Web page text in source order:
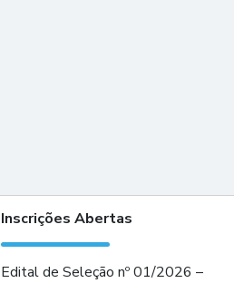
Inscrições Abertas
Edital de Seleção nº 01/2026 –